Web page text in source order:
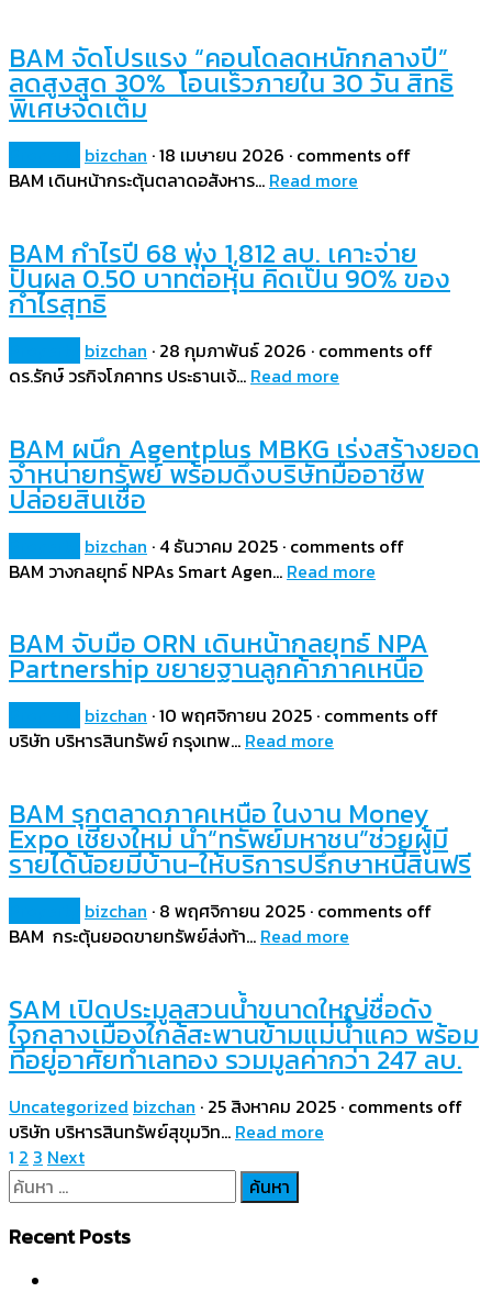
BAM จัดโปรแรง “คอนโดลดหนักกลางปี”
ลดสูงสุด 30% โอนเร็วภายใน 30 วัน สิทธิ
พิเศษจัดเต็ม
bizchan ·18 เมษายน 2026 · comments off
BAM เดินหน้ากระตุ้นตลาดอสังหาร… Read more
BAM กำไรปี 68 พุ่ง 1,812 ลบ. เคาะจ่าย
ปันผล 0.50 บาทต่อหุ้น คิดเป็น 90% ของ
กำไรสุทธิ
bizchan · 28 กุมภาพันธ์ 2026 · comments off
ดร.รักษ์ วรกิจโภคาทร ประธานเจ้… Read more
BAM ผนึก Agentplus MBKG เร่งสร้างยอด
จำหน่ายทรัพย์ พร้อมดึงบริษัทมืออาชีพ
ปล่อยสินเชื่อ
bizchan · 4 ธันวาคม 2025 · comments off
BAM วางกลยุทธ์ NPAs Smart Agen… Read more
BAM จับมือ ORN เดินหน้ากลยุทธ์ NPA
Partnership ขยายฐานลูกค้าภาคเหนือ
bizchan ·10 พฤศจิกายน 2025 · comments off
บริษัท บริหารสินทรัพย์ กรุงเทพ… Read more
BAM รุกตลาดภาคเหนือ ในงาน Money
Expo เชียงใหม่ นำ“ทรัพย์มหาชน”ช่วยผู้มี
รายได้น้อยมีบ้าน-ให้บริการปรึกษาหนี้สินฟรี
bizchan · 8 พฤศจิกายน 2025 · comments off
BAM กระตุ้นยอดขายทรัพย์ส่งท้า… Read more
SAM เปิดประมูลสวนน้ำขนาดใหญ่ชื่อดัง
ใจกลางเมืองใกล้สะพานข้ามแม่น้ำแคว พร้อม
ที่อยู่อาศัยทำเลทอง รวมมูลค่ากว่า 247 ลบ.
Uncategorized bizchan · 25 สิงหาคม 2025 · comments off
บริษัท บริหารสินทรัพย์สุขุมวิท… Read more
Posts
pagination
1 2 3 Next
ค้นหา
สำหรับ:
Recent Posts